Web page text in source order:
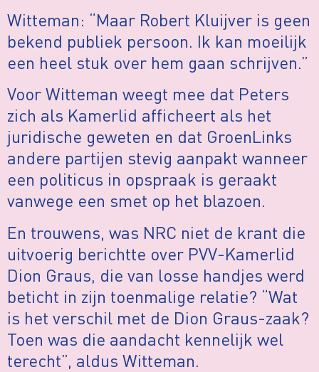
Witteman: “Maar Robert Kluijver is geen
bekend publiek persoon. Ik kan moeilijk
een heel stuk over hem gaan schrijven.”
Voor Witteman weegt mee dat Peters
zich als Kamerlid afficheert als het
juridische geweten en dat GroenLinks
andere partijen stevig aanpakt wanneer
een politicus in opspraak is geraakt
vanwege een smet op het blazoen.
En trouwens, was NRC niet de krant die
uitvoerig berichtte over PVV-Kamerlid
Dion Graus, die van losse handjes werd
beticht in zijn toenmalige relatie? “Wat
is het verschil met de Dion Graus-zaak?
Toen was die aandacht kennelijk wel
terecht”, aldus Witteman.